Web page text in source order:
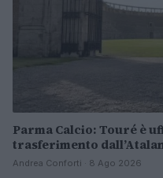
Parma Calcio: Touré è
trasferimento
Andrea Conforti · 8 Ago 2026